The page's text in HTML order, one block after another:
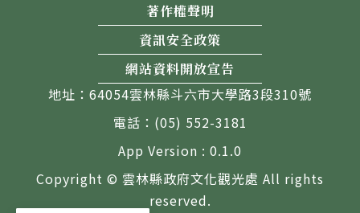
著作權聲明
資訊安全政策
網站資料開放宣告
地址：64054雲林縣斗六市大學路3段310號
電話：(05) 552-3181
App Version : 0.1.0
Copyright © 雲林縣政府文化觀光處 All rights
reserved.